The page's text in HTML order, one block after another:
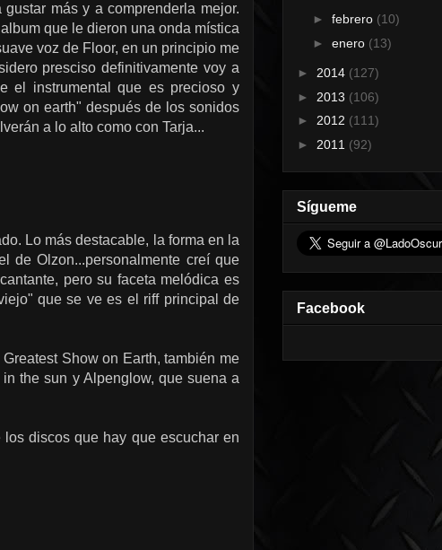
más y a comprenderla mejor.
que le dieron una onda mística
voz de Floor, en un principio me
presciso definitivamente voy a
el instrumental que es precioso y
on earth" después de los sonidos
a lo alto como con Tarja...
Lo más destacable, la forma en la
de Olzon...personalmente creí que
pero su faceta melódica es
que se ve es el riff principal de
Show on Earth, también me
the sun y Alpenglow, que suena a
discos que hay que escuchar en
► febrero (10)
► enero (13)
► 2014 (127)
► 2013 (106)
► 2012 (111)
► 2011 (92)
Sígueme
Facebook